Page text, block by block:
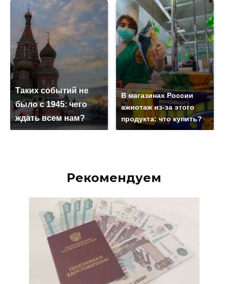
Таких событий не
было с 1945: чего
ждать всем нам?
В магазинах России
ажиотаж из-за этого
продукта: что купить?
Рекомендуем